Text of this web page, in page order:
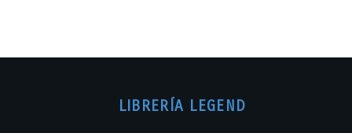
LIBRERÍA LEGEND